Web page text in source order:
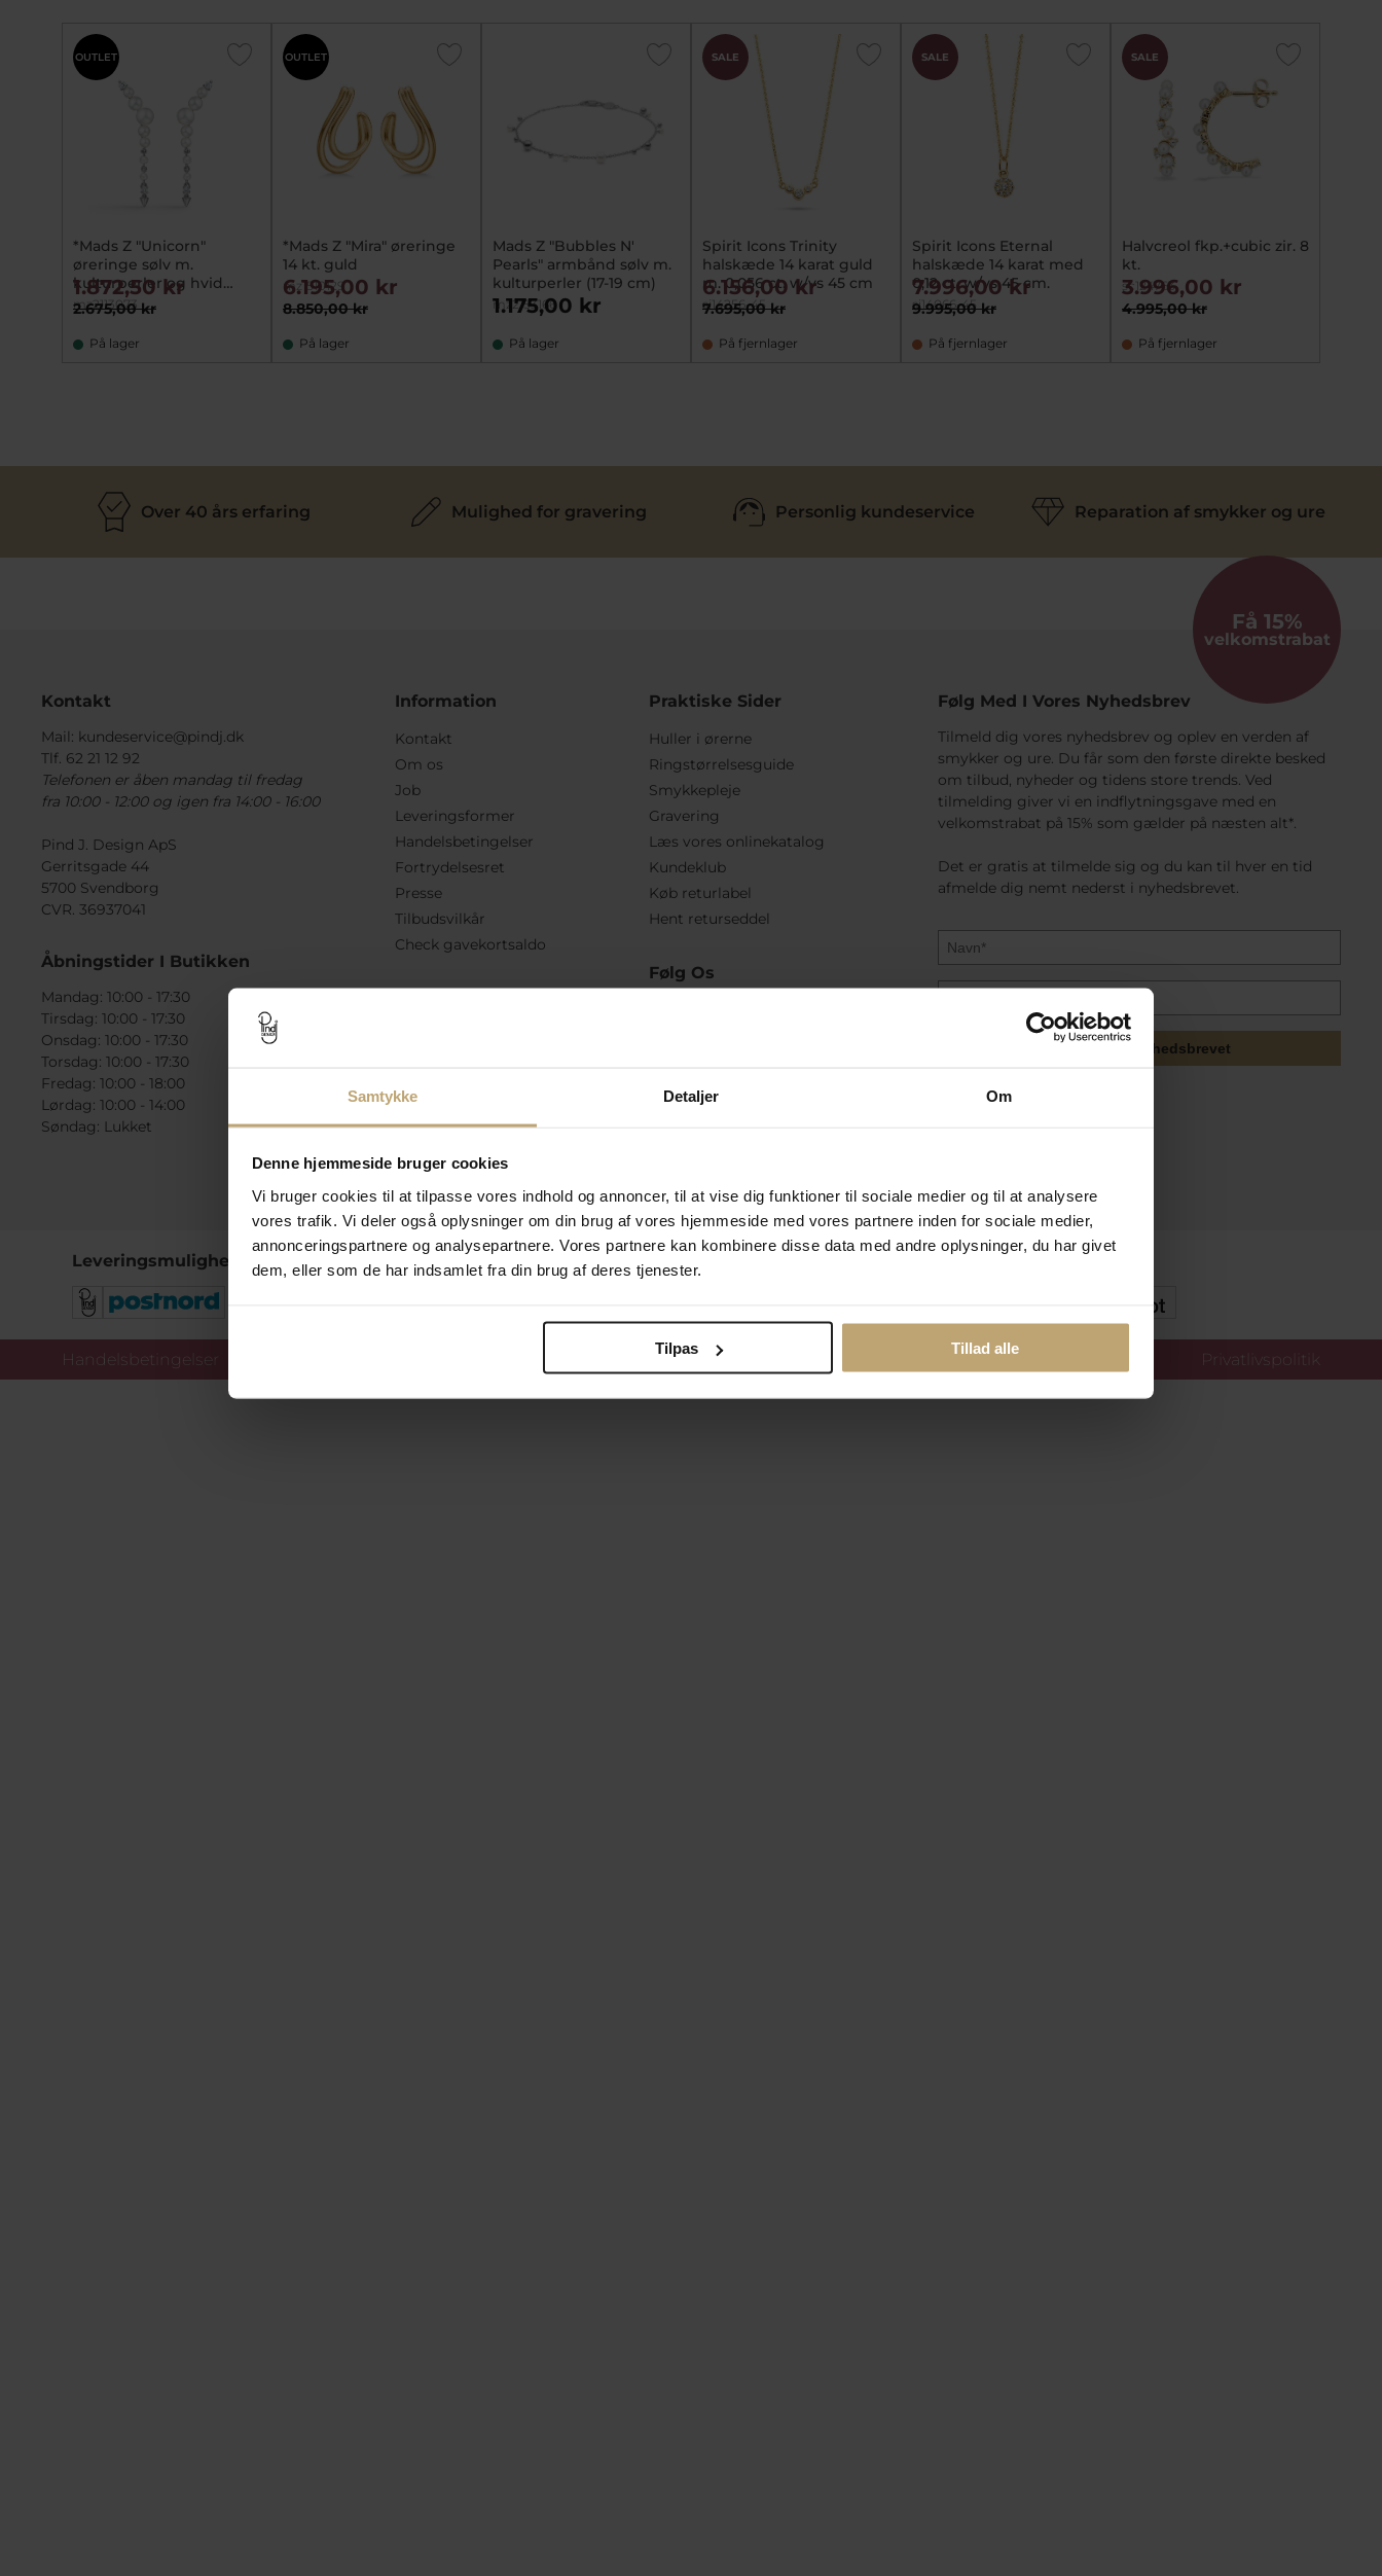
Samtykke Detaljer Om
Denne hjemmeside bruger cookies
Vi bruger cookies til at tilpasse vores indhold og annoncer, til at vise dig funktioner til sociale medier og til at analysere
vores trafik. Vi deler også oplysninger om din brug af vores hjemmeside med vores partnere inden for sociale medier,
annonceringspartnere og analysepartnere. Vores partnere kan kombinere disse data med andre oplysninger, du har givet
dem, eller som de har indsamlet fra din brug af deres tjenester.
Tilpas Tillad alle
OUTLET
*Mads Z "Unicorn"
øreringe sølv m.
kulturperler og hvid
topas
mz2113073
2.675,00 kr
1.872,50 kr
På lager
OUTLET
*Mads Z "Mira" øreringe
14 kt. guld
mz1510129
8.850,00 kr
6.195,00 kr
På lager
Mads Z "Bubbles N'
Pearls" armbånd sølv m.
kulturperler (17-19 cm)
mz2153166
1.175,00 kr
På lager
SALE
Spirit Icons Trinity
halskæde 14 karat guld
m. 0,056 ct. w/vs 45 cm
si14256-45
7.695,00 kr
6.156,00 kr
På fjernlager
SALE
Spirit Icons Eternal
halskæde 14 karat med
0,12 ct. w/vs 45 cm.
si14066-45
9.995,00 kr
7.996,00 kr
På fjernlager
SALE
Halvcreol fkp.+cubic zir. 8
kt.
sc124763
4.995,00 kr
3.996,00 kr
På fjernlager
Over 40 års erfaring Mulighed for gravering Personlig kundeservice Reparation af smykker og ure
Kontakt
Mail: kundeservice@pindj.dk
Tlf. 62 21 12 92
Telefonen er åben mandag til fredag
fra 10:00 - 12:00 og igen fra 14:00 - 16:00
Pind J. Design ApS
Gerritsgade 44
5700 Svendborg
CVR. 36937041
Åbningstider I Butikken
Mandag: 10:00 - 17:30
Tirsdag: 10:00 - 17:30
Onsdag: 10:00 - 17:30
Torsdag: 10:00 - 17:30
Fredag: 10:00 - 18:00
Lørdag: 10:00 - 14:00
Søndag: Lukket
Information
Kontakt
Om os
Job
Leveringsformer
Handelsbetingelser
Fortrydelsesret
Presse
Tilbudsvilkår
Check gavekortsaldo
Praktiske Sider
Huller i ørerne
Ringstørrelsesguide
Smykkepleje
Gravering
Læs vores onlinekatalog
Kundeklub
Køb returlabel
Hent returseddel
Følg Os
Få 15%
velkomstrabat
Følg Med I Vores Nyhedsbrev
Tilmeld dig vores nyhedsbrev og oplev en verden af
smykker og ure. Du får som den første direkte besked
om tilbud, nyheder og tidens store trends. Ved
tilmelding giver vi en indflytningsgave med en
velkomstrabat på 15% som gælder på næsten alt*.
Det er gratis at tilmelde sig og du kan til hver en tid
afmelde dig nemt nederst i nyhedsbrevet.
Tilmeld mig nyhedsbrevet
Leveringsmuligheder Betalingsmuligheder Sikker Og Tryg E-Handel
Handelsbetingelser Ændr cookie-indstillinger Privatlivspolitik